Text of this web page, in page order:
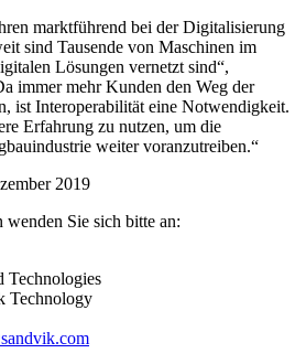
marktführend bei der Digitalisierung
sind Tausende von Maschinen im
Lösungen vernetzt sind“,
immer mehr Kunden den Weg der
ist Interoperabilität eine Notwendigkeit.
Erfahrung zu nutzen, um die
weiter voranzutreiben.“
2019
Sie sich bitte an:
Technologies
Technology